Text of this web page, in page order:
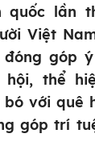
quốc lần
Việt
góp
thể
bó với quê
góp trí